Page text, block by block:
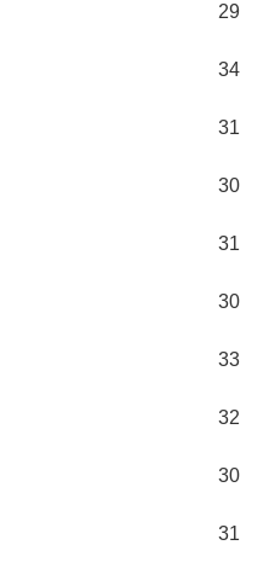
29
34
31
30
31
30
33
32
30
31